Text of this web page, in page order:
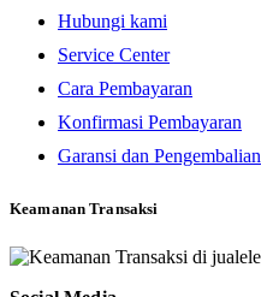
Hubungi kami
Service Center
Cara Pembayaran
Konfirmasi Pembayaran
Garansi dan Pengembalian
Keamanan Transaksi